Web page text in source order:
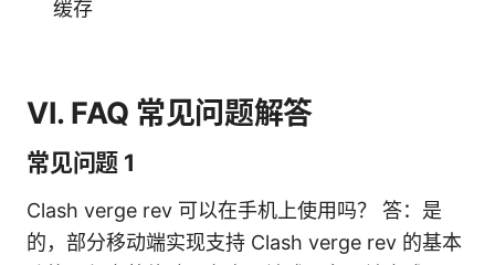
缓存
VI. FAQ 常见问题解答
常见问题 1
Clash verge rev 可以在手机上使用吗？ 答：是
的，部分移动端实现支持 Clash verge rev 的基本